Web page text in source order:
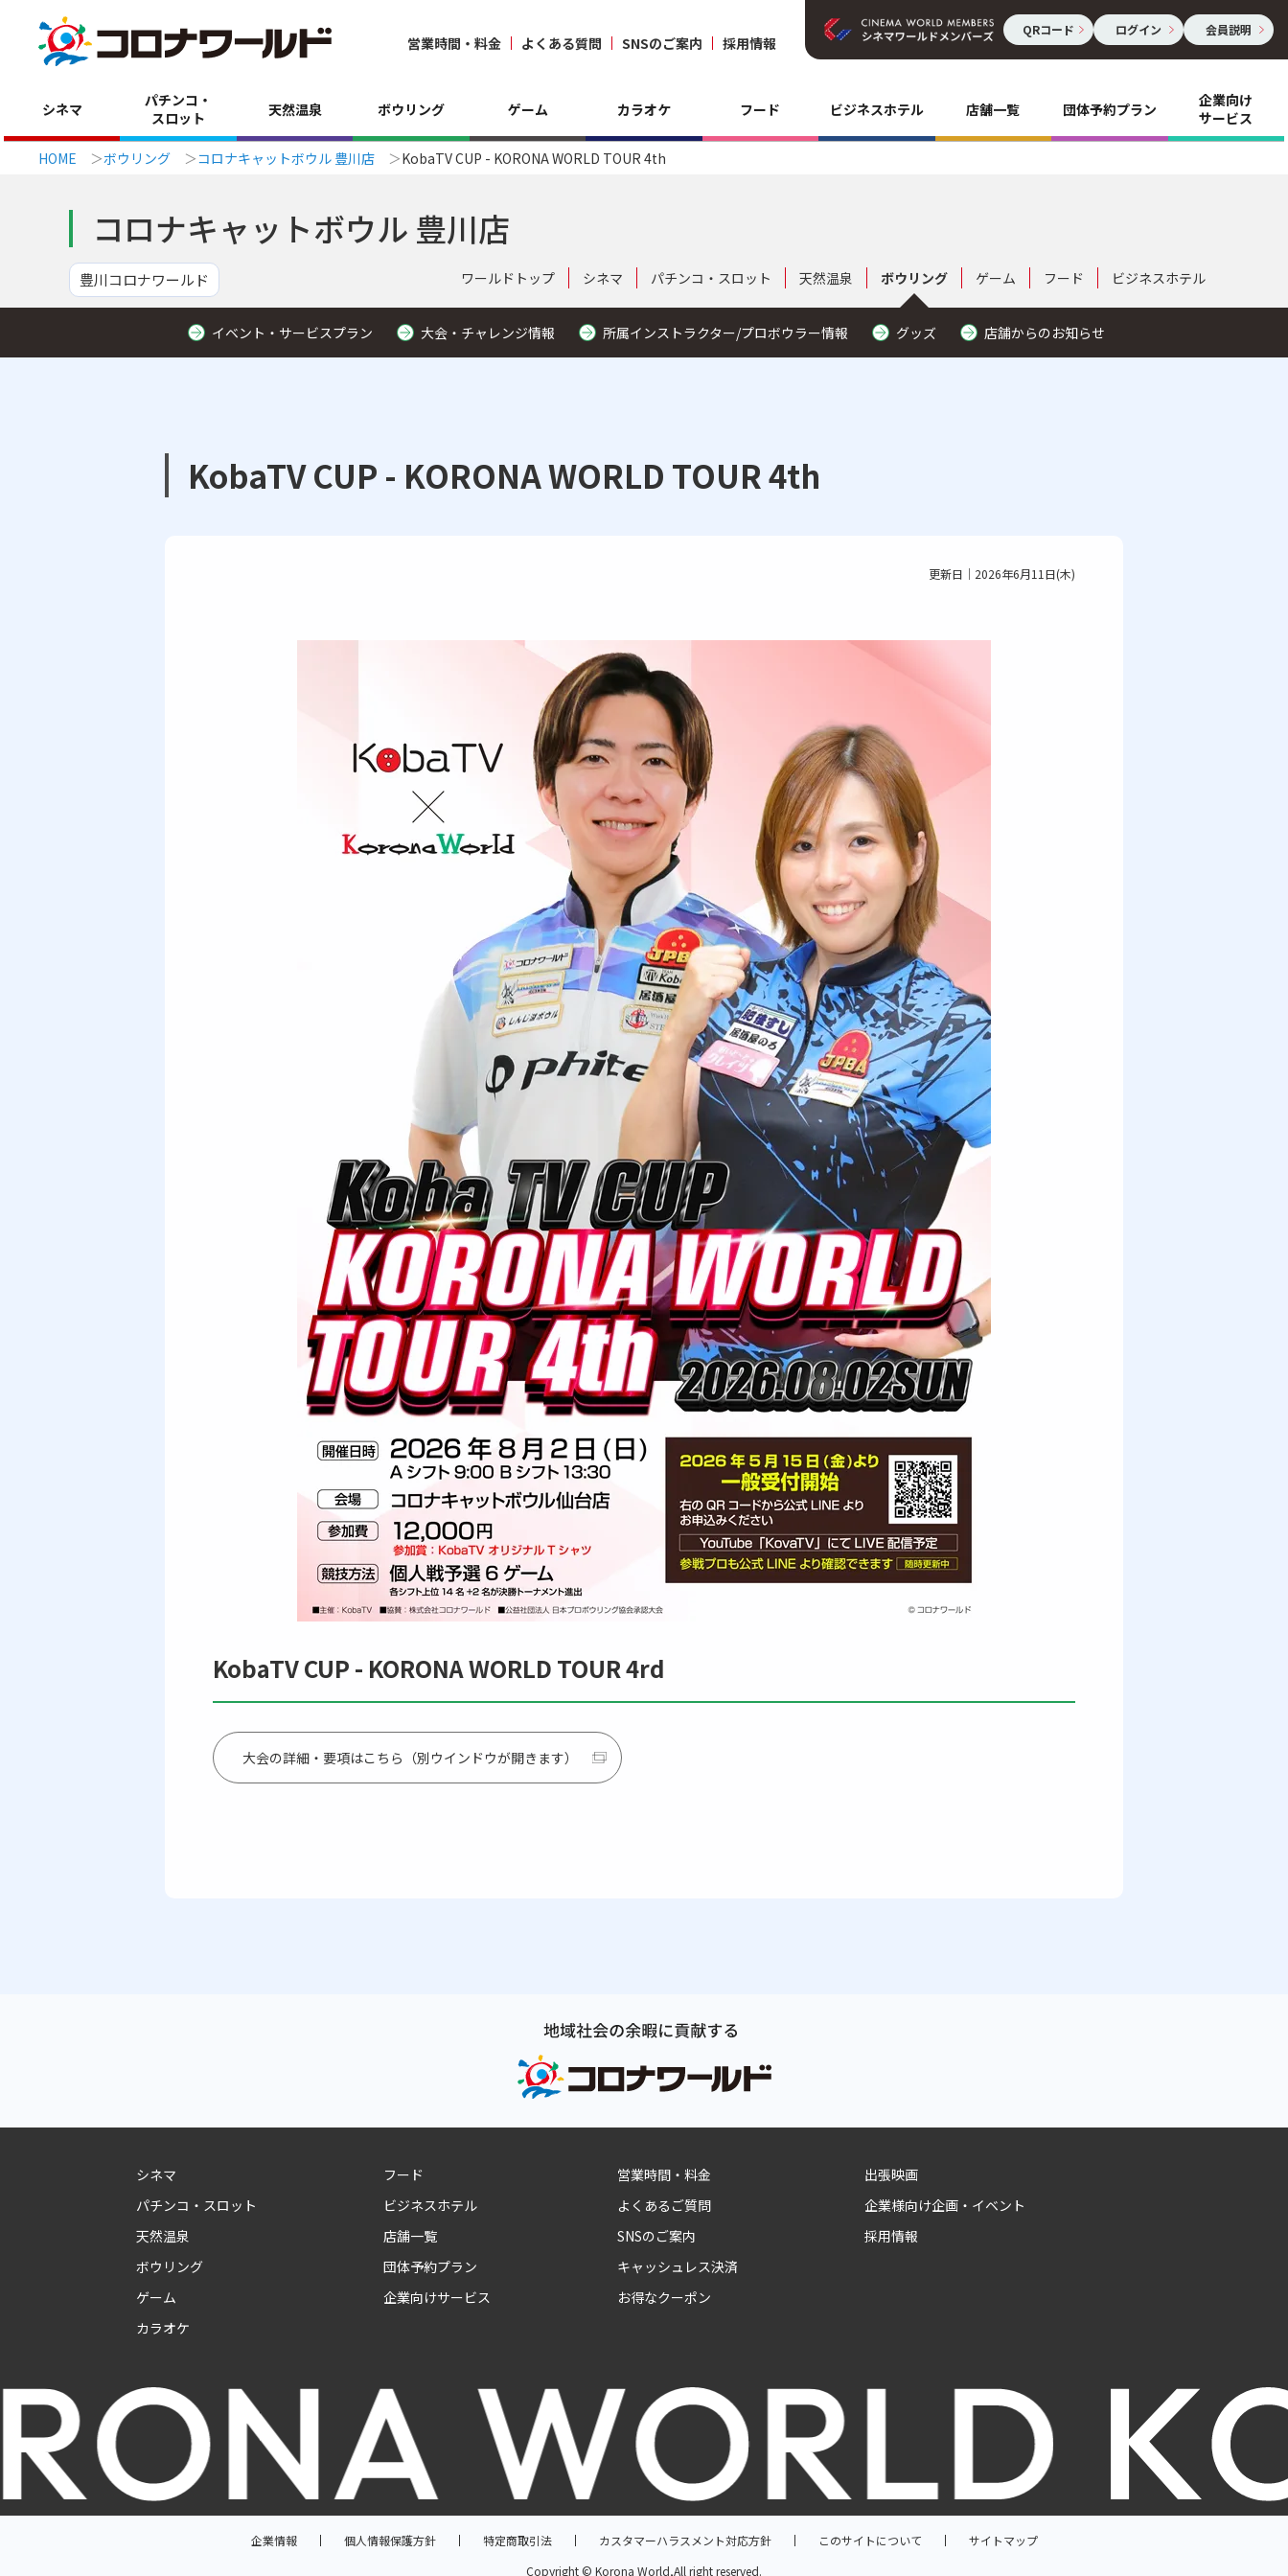
営業時間・料金 よくある質問 SNSのご案内 採用情報
QRコード ログイン 会員説明
シネマ
パチンコ・
スロット
天然温泉 ボウリング ゲーム カラオケ フード ビジネスホテル 店舗一覧 団体予約プラン
企業向け
サービス
HOME ボウリング コロナキャットボウル 豊川店 KobaTV CUP - KORONA WORLD TOUR 4th
コロナキャットボウル 豊川店
豊川コロナワールド ワールドトップ シネマ パチンコ・スロット 天然温泉 ボウリング ゲーム フード ビジネスホテル
イベント・サービスプラン 大会・チャレンジ情報 所属インストラクター/プロボウラー情報 グッズ 店舗からのお知らせ
KobaTV CUP - KORONA WORLD TOUR 4th
更新日｜2026年6月11日(木)
KobaTV CUP - KORONA WORLD TOUR 4rd
大会の詳細・要項はこちら（別ウインドウが開きます）
シネマ
パチンコ・スロット
天然温泉
ボウリング
ゲーム
カラオケ
フード
ビジネスホテル
店舗一覧
団体予約プラン
企業向けサービス
営業時間・料金
よくあるご質問
SNSのご案内
キャッシュレス決済
お得なクーポン
出張映画
企業様向け企画・イベント
採用情報
企業情報 個人情報保護方針 特定商取引法 カスタマーハラスメント対応方針 このサイトについて
サイトマップ
Copyright © Korona World,All right reserved.